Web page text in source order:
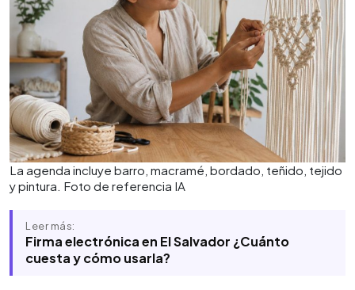
La agenda incluye barro, macramé, bordado, teñido, tejido
y pintura. Foto de referencia IA
Leer más:
Firma electrónica en El Salvador ¿Cuánto
cuesta y cómo usarla?